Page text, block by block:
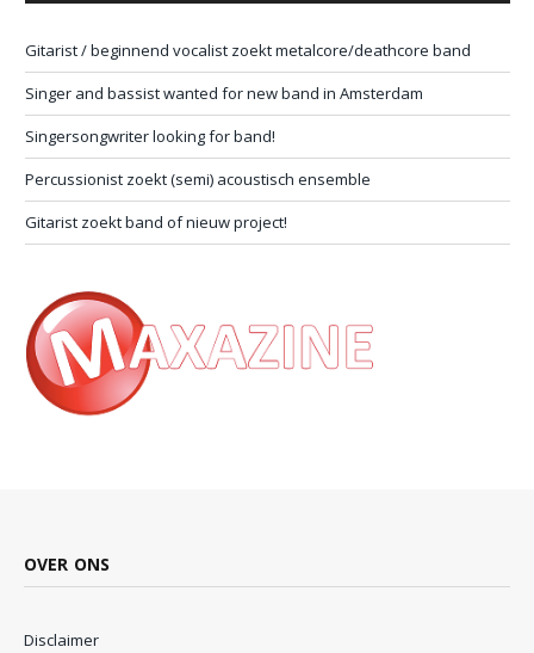
Gitarist / beginnend vocalist zoekt metalcore/deathcore band
Singer and bassist wanted for new band in Amsterdam
Singersongwriter looking for band!
Percussionist zoekt (semi) acoustisch ensemble
Gitarist zoekt band of nieuw project!
OVER ONS
Disclaimer